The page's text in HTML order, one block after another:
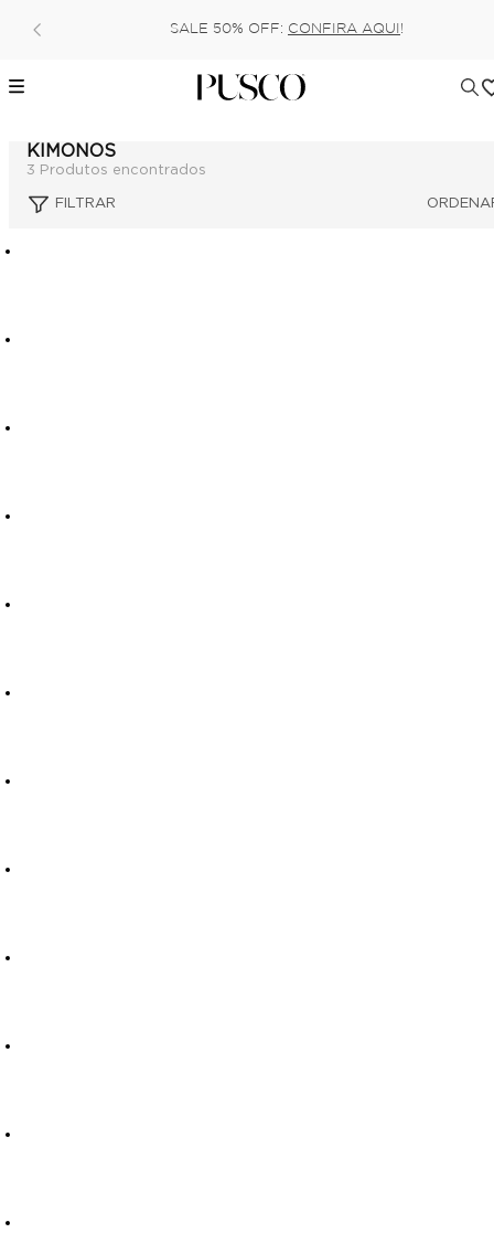
50% OFF: CONFIRA AQUI!
Pague no pix
KIMONOS
3 Produtos encontrados